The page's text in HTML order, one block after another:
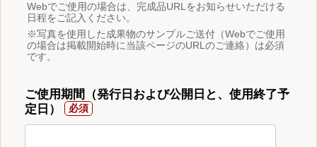
Webでご使用の場合は、完成品URLをお知らせいただける
日程をご記入ください。
※写真を使用した成果物のサンプルご送付（Webでご使用
の場合は掲載開始時に当該ページのURLのご連絡）は必須
です。
ご使用期間（発行日および公開日と、使用終了予
定日）